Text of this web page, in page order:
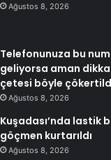
Ağustos 8, 2026
Telefonunuza bu
geliyorsa aman
çetesi böyle
Ağustos 8, 2026
Kuşadası’nda lastik
göçmen kurtarıldı
Ağustos 8, 2026